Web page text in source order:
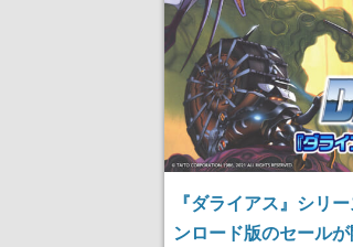
『ダライアス』シリ
ンロード版のセール